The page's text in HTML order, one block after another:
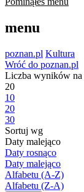
menu
poznan.pl Kultura
Wróć do poznan.pl
Liczba wyników na
20
10
20
30
Sortuj wg
Daty malejąco
Daty rosnąco
Daty malejąco
Alfabetu (A-Z)
Alfabetu (Z-A)